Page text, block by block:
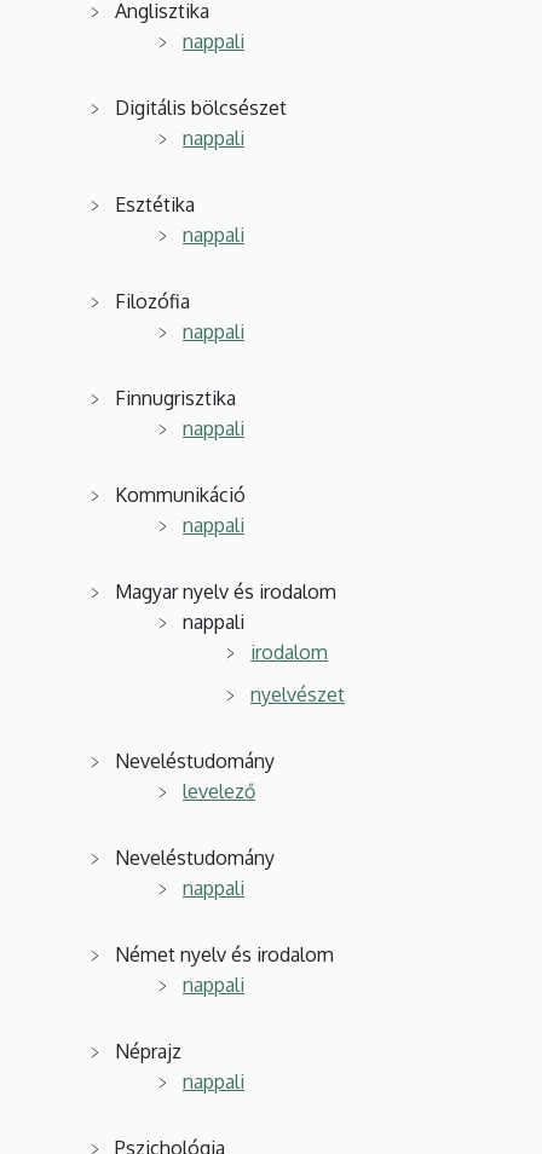
Anglisztika
nappali
Digitális bölcsészet
nappali
Esztétika
nappali
Filozófia
nappali
Finnugrisztika
nappali
Kommunikáció
nappali
Magyar nyelv és irodalom
nappali
irodalom
nyelvészet
Neveléstudomány
levelező
Neveléstudomány
nappali
Német nyelv és irodalom
nappali
Néprajz
nappali
Pszichológia